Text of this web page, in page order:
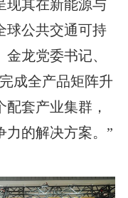
现其在新能源与
球公共交通可持
龙党委书记、
成全产品矩阵升
套产业集群，
力的解决方案。”